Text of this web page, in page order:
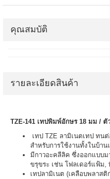
คุณสมบัติ
รายละเอียดสินค้า
TZE-141 เทปพิมพ์อักษร 18 มม /
เทป TZE ลามิเนตเทป ทน
สำหรับการใช้งานทั้งในบ้า
มีกาวอะคลีลิค ซึ่งออกแบบม
ขรุขระ เช่น โฟลเดอร์แฟ้ม,
เทปลามิเนต (เคลือบพลาส